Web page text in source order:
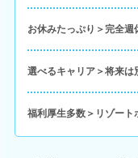
お休みたっぷり＞完全
選べるキャリア＞将来は
福利厚生多数＞リゾート